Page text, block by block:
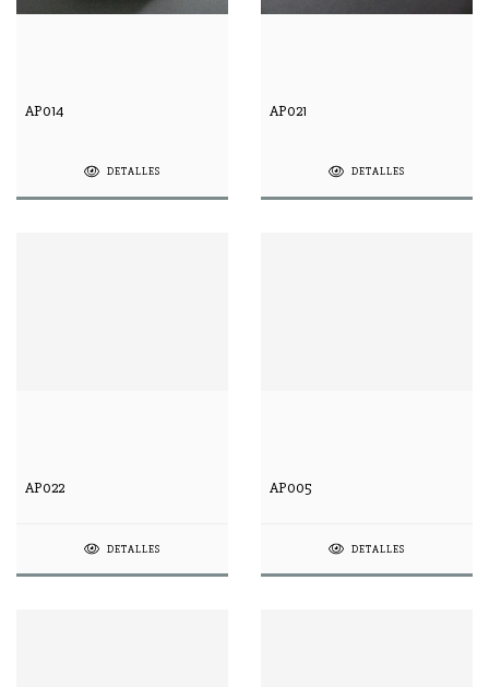
AP014
DETALLES
AP021
DETALLES
AP022
DETALLES
AP005
DETALLES